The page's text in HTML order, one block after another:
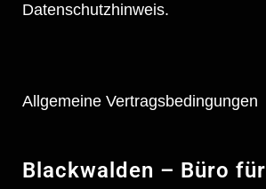
Datenschutzhinweis.
Allgemeine Vertragsbedingungen
Blackwalden – Büro für